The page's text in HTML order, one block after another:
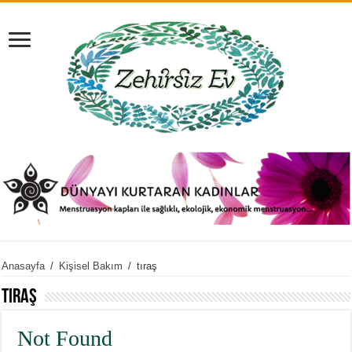
Anasayfa / Kişisel Bakım / tıraş
tıraş
Not Found